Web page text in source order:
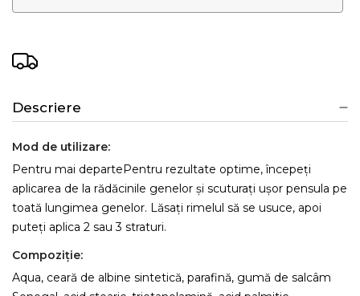
Descriere
Mod de utilizare:
Pentru mai departePentru rezultate optime, începeți
aplicarea de la rădăcinile genelor și scuturați ușor pensula pe
toată lungimea genelor. Lăsați rimelul să se usuce, apoi
puteți aplica 2 sau 3 straturi.
Compoziţie:
Aqua, ceară de albine sintetică, parafină, gumă de salcâm